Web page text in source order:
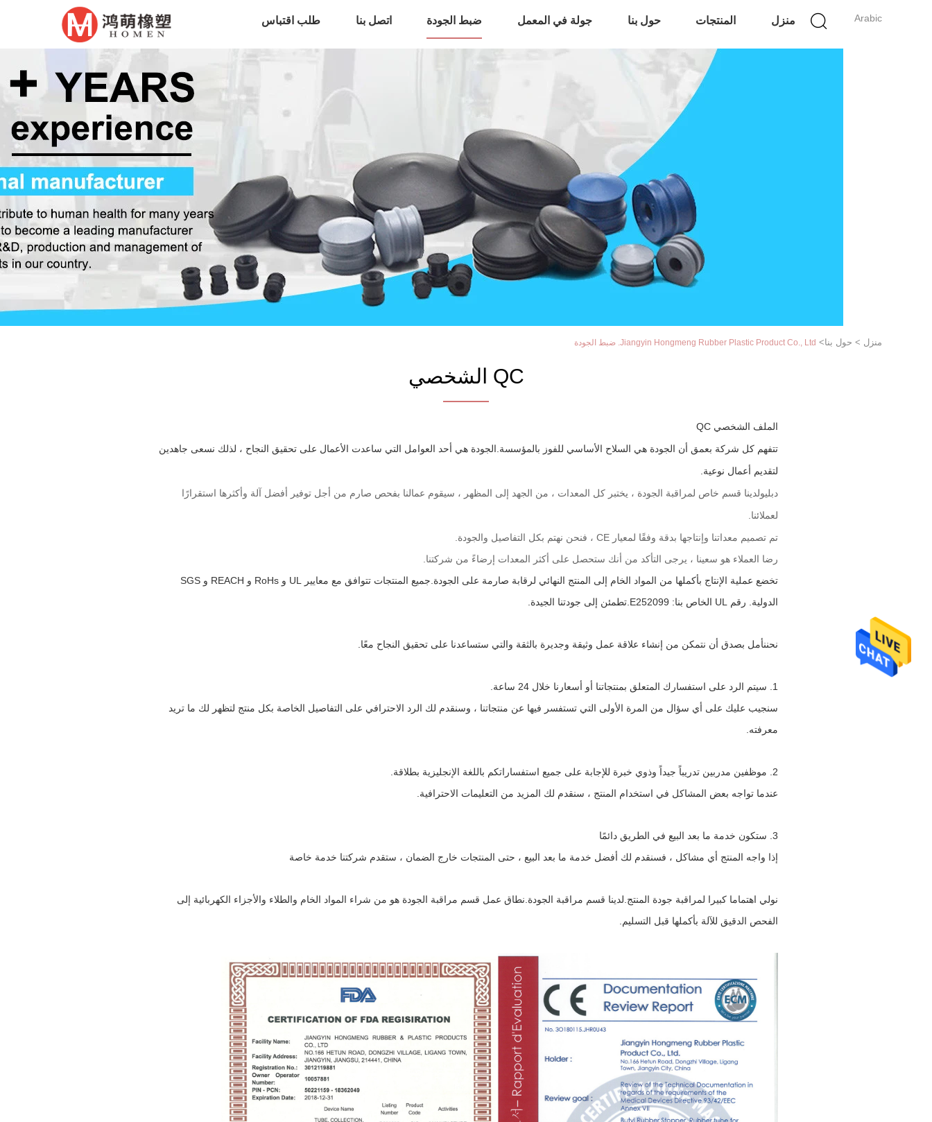
Arabic منزل المنتجات حول بنا جولة في المعمل ضبط الجودة اتصل بنا طلب اقتباس
منزل > حول بنا> Jiangyin Hongmeng Rubber Plastic Product Co., Ltd. ضبط الجودة
QC الشخصي
الملف الشخصي QC
تتفهم كل شركة بعمق أن الجودة هي السلاح الأساسي للفوز بالمؤسسة.الجودة هي أحد العوامل التي ساعدت الأعمال على تحقيق النجاح ، لذلك نسعى جاهدين
لتقديم أعمال نوعية.
دبليولدينا قسم خاص لمراقبة الجودة ، يختبر كل المعدات ، من الجهد إلى المظهر ، سيقوم عمالنا بفحص صارم من أجل توفير أفضل آلة وأكثرها استقرارًا
لعملائنا.
تم تصميم معداتنا وإنتاجها بدقة وفقًا لمعيار CE ، فنحن نهتم بكل التفاصيل والجودة.
رضا العملاء هو سعينا ، يرجى التأكد من أنك ستحصل على أكثر المعدات إرضاءً من شركتنا.
تخضع عملية الإنتاج بأكملها من المواد الخام إلى المنتج النهائي لرقابة صارمة على الجودة.جميع المنتجات تتوافق مع معايير UL و RoHs و REACH و SGS
الدولية. رقم UL الخاص بنا: E252099.تطمئن إلى جودتنا الجيدة.
نحننأمل بصدق أن نتمكن من إنشاء علاقة عمل وثيقة وجديرة بالثقة والتي ستساعدنا على تحقيق النجاح معًا.
1.
سيتم الرد على استفسارك المتعلق بمنتجاتنا أو أسعارنا خلال 24 ساعة.
سنجيب عليك على أي سؤال من المرة الأولى التي تستفسر فيها عن منتجاتنا ، وسنقدم لك الرد الاحترافي على التفاصيل الخاصة بكل منتج لتظهر لك ما تريد
معرفته.
2.
موظفين مدربين تدريباً جيداً وذوي خبرة للإجابة على جميع استفساراتكم باللغة الإنجليزية بطلاقة.
عندما تواجه بعض المشاكل في استخدام المنتج ، سنقدم لك المزيد من التعليمات الاحترافية
3. ستكون خدمة ما بعد البيع في الطريق دائمًا
إذا واجه المنتج أي مشاكل ، فسنقدم لك أفضل خدمة ما بعد البيع ، حتى المنتجات خارج الضمان ، ستقدم شركتنا خدمة خاصة
نولي اهتماما كبيرا لمراقبة جودة المنتج.لدينا قسم مراقبة الجودة.نطاق عمل قسم مراقبة الجودة هو من شراء المواد الخام والطلاء والأجزاء الكهربائية إلى
الفحص الدقيق للآلة بأكملها قبل التسليم.